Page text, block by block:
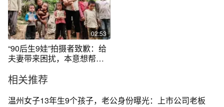
02:53
“90后生9娃”拍摄者致歉：给
夫妻带来困扰，本意想帮他
相关推荐
温州女子13年生9个孩子，老公身份曝光：上市公司老板